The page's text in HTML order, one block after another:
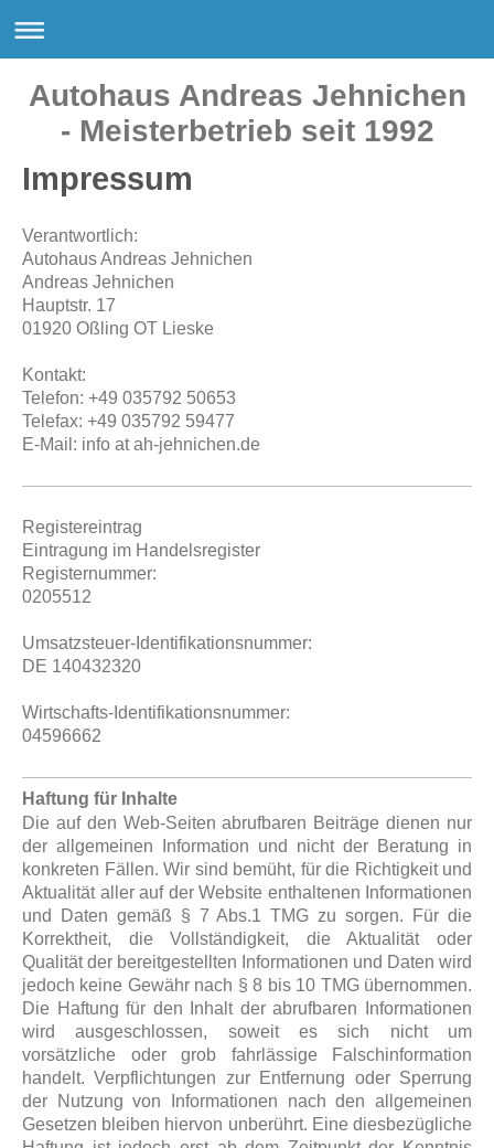
Autohaus Andreas Jehnichen
- Meisterbetrieb seit 1992
Impressum
Verantwortlich:
Autohaus Andreas Jehnichen
Andreas Jehnichen
Hauptstr. 17
01920 Oßling OT Lieske
Kontakt:
Telefon: +49 035792 50653
Telefax: +49 035792 59477
E-Mail: info at ah-jehnichen.de
Registereintrag
Eintragung im Handelsregister
Registernummer:
0205512
Umsatzsteuer-Identifikationsnummer:
DE 140432320
Wirtschafts-Identifikationsnummer:
04596662
H aftung für Inhalte
Die auf den Web-Seiten abrufbaren Beiträge dienen nur
der allgemeinen Information und nicht der Beratung in
konkreten Fällen. Wir sind bemüht, für die Richtigkeit und
Aktualität aller auf der Website enthaltenen Informationen
und Daten gemäß § 7 Abs.1 TMG zu sorgen. Für die
Korrektheit, die Vollständigkeit, die Aktualität oder
Qualität der bereitgestellten Informationen und Daten wird
jedoch keine Gewähr nach § 8 bis 10 TMG übernommen.
Die Haftung für den Inhalt der abrufbaren Informationen
wird ausgeschlossen, soweit es sich nicht um
vorsätzliche oder grob fahrlässige Falschinformation
handelt. Verpflichtungen zur Entfernung oder Sperrung
der Nutzung von Informationen nach den allgemeinen
Gesetzen bleiben hiervon unberührt. Eine diesbezügliche